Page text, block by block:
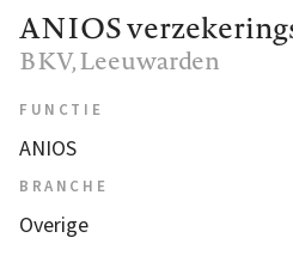
ANIOS
BKV, Leeuwarden
FUNCTIE
ANIOS
BRANCHE
Overige